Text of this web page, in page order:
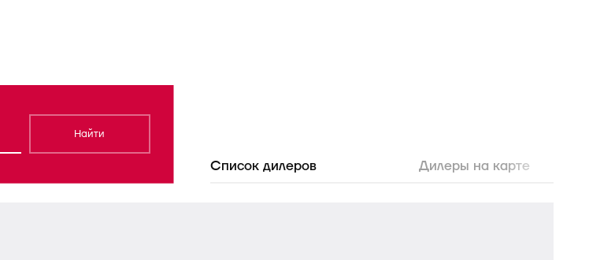
Найти
Список дилеров Дилеры на карте